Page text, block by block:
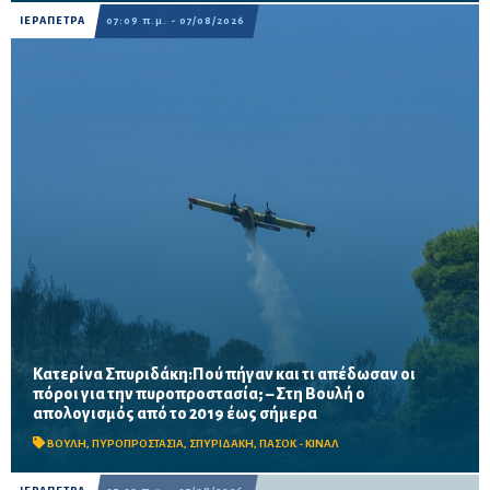
ΙΕΡΑΠΕΤΡΑ 07:09 π.μ. - 07/08/2026
Κατερίνα Σπυριδάκη:Πού πήγαν και τι απέδωσαν οι
πόροι για την πυροπροστασία; – Στη Βουλή ο
απολογισμός από το 2019 έως σήμερα
ΒΟΥΛΗ, ΠΥΡΟΠΡΟΣΤΑΣΙΑ, ΣΠΥΡΙΔΑΚΗ, ΠΑΣΟΚ - ΚΙΝΑΛ
Το ΠΑΣΟΚ ζητά πλήρη απολογισμό των χρηματοδοτήσεων από
το 2019, στοιχεία για τα προγράμματα «ΑΙΓΙΣ» και AntiNero,
καθώς και απαντήσεις για προσωπικό, οχήματα, ε...